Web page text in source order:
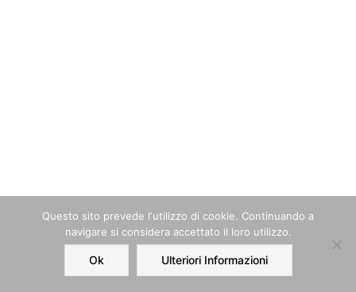
Home Order Account
Questo sito prevede l‘utilizzo di cookie. Continuando a
navigare si considera accettato il loro utilizzo.
Ok Ulteriori Informazioni